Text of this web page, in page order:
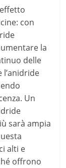
con
la
delle
l’anidride
Un
sarà ampia
alti e
offrono